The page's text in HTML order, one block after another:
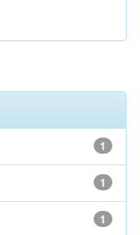
1
1
1